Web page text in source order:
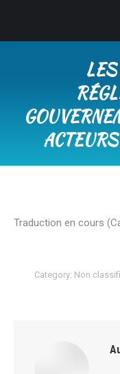
Traduction en cours
Category: Non